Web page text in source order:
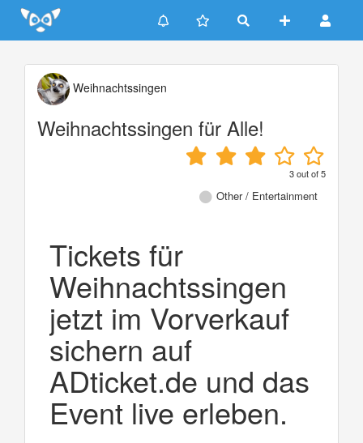
Update cookies preferences
Weihnachtssingen
Weihnachtssingen für Alle!
3out of5
Other / Entertainment
Tickets für
Weihnachtssingen
jetzt im Vorverkauf
sichern auf
ADticket.de und das
Event live erleben.